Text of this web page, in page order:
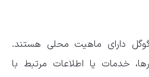
گوگل دارای ماهیت محلی هستند.
خدمات یا اطلاعات مرتبط با